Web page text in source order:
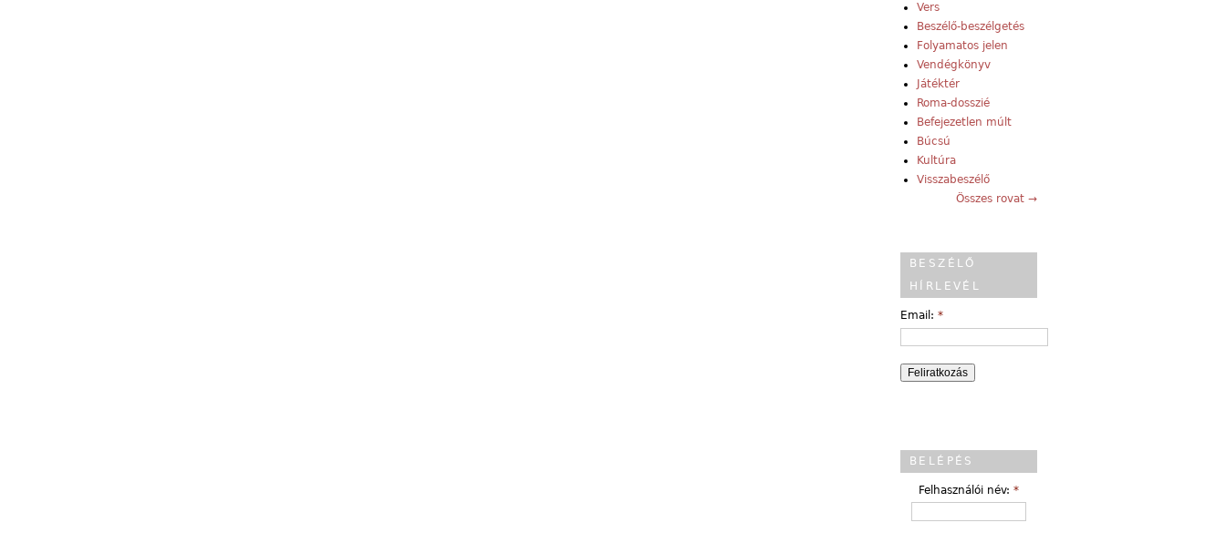
Vers
Beszélő-beszélgetés
Folyamatos jelen
Vendégkönyv
Játéktér
Roma-dosszié
Befejezetlen múlt
Búcsú
Kultúra
Visszabeszélő
Összes rovat →
BESZÉLŐ
HÍRLEVÉL
Email: *
BELÉPÉS
Felhasználói név: *